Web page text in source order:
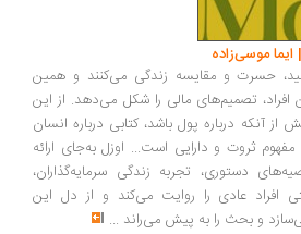
و مقایسه زندگی می‌کنند و همین
تصمیم‌های مالی را شکل می‌دهد. از این
درباره پول باشد، کتابی درباره انسان
و دارایی است... اوزل به‌جای ارائه
تجربه زندگی سرمایه‌گذاران،
عادی را روایت می‌کند و از دل این
بحث را به پیش می‌راند ...